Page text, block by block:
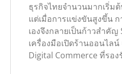
ธุรกิจไทยจำนวนมากเริ่ม
แต่เมื่อการแข่งขันสูงขึ้น ก
เองจึงกลายเป็นก้าวสำคัญ
เครื่องมือเปิดร้านออนไลน์
Digital Commerce ที่รอง